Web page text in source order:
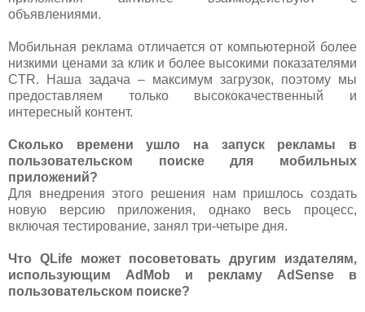
объявлениями.
Мобильная реклама отличается от компьютерной более
низкими ценами за клик и более высокими показателями
CTR. Наша задача – максимум загрузок, поэтому мы
предоставляем только высококачественный и
интересный контент.
Сколько времени ушло на запуск рекламы в
пользовательском поиске для мобильных
приложений?
Для внедрения этого решения нам пришлось создать
новую версию приложения, однако весь процесс,
включая тестирование, занял три-четыре дня.
Что QLife может посоветовать другим издателям,
использующим AdMob и рекламу AdSense в
пользовательском поиске?